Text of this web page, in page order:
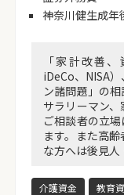
神奈川健生成年
「家計改善
iDeCo、NISA
ン諸問題」の
サラリーマン
ご相談者の立
ます。また高
な方へは後見人
介護資金 教育